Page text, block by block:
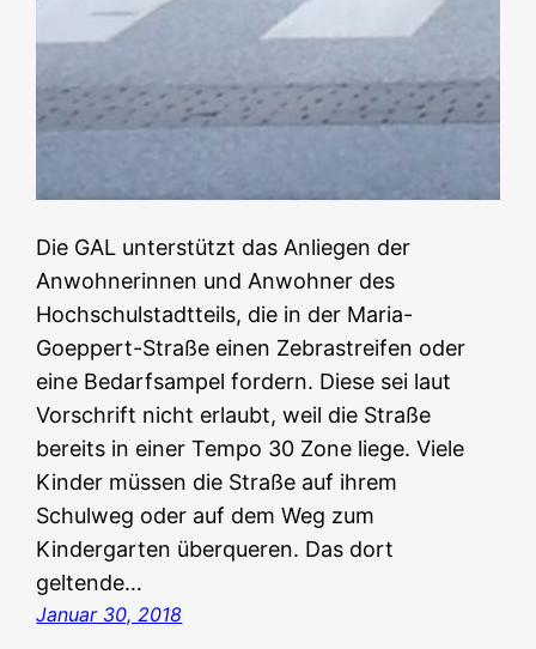
Die GAL unterstützt das Anliegen der
Anwohnerinnen und Anwohner des
Hochschulstadtteils, die in der Maria-
Goeppert-Straße einen Zebrastreifen oder
eine Bedarfsampel fordern. Diese sei laut
Vorschrift nicht erlaubt, weil die Straße
bereits in einer Tempo 30 Zone liege. Viele
Kinder müssen die Straße auf ihrem
Schulweg oder auf dem Weg zum
Kindergarten überqueren. Das dort
geltende…
Januar 30, 2018